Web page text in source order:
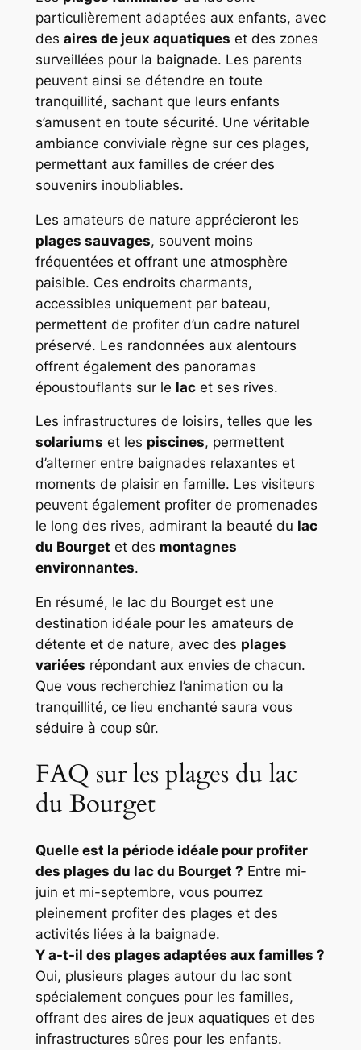
particulièrement adaptées aux enfants, avec
des aires de jeux aquatiques et des zones
surveillées pour la baignade. Les parents
peuvent ainsi se détendre en toute
tranquillité, sachant que leurs enfants
s’amusent en toute sécurité. Une véritable
ambiance conviviale règne sur ces plages,
permettant aux familles de créer des
souvenirs inoubliables.
Les amateurs de nature apprécieront les
plages sauvages, souvent moins
fréquentées et offrant une atmosphère
paisible. Ces endroits charmants,
accessibles uniquement par bateau,
permettent de profiter d’un cadre naturel
préservé. Les randonnées aux alentours
offrent également des panoramas
époustouflants sur le lacet ses rives.
Les infrastructures de loisirs, telles que les
solariums et les piscines, permettent
d’alterner entre baignades relaxantes et
moments de plaisir en famille. Les visiteurs
peuvent également profiter de promenades
le long des rives, admirant la beauté du lac
du Bourget et des montagnes
environnantes.
En résumé, le lac du Bourget est une
destination idéale pour les amateurs de
détente et de nature, avec des plages
variées répondant aux envies de chacun.
Que vous recherchiez l’animation ou la
tranquillité, ce lieu enchanté saura vous
séduire à coup sûr.
FAQ sur les plages du lac
du Bourget
Quelle est la période idéale pour profiter
des plages du lac du Bourget ? Entre mi-
juin et mi-septembre, vous pourrez
pleinement profiter des plages et des
activités liées à la baignade.
Y a-t-il des plages adaptées aux familles ?
Oui, plusieurs plages autour du lac sont
spécialement conçues pour les familles,
offrant des aires de jeux aquatiques et des
infrastructures sûres pour les enfants.